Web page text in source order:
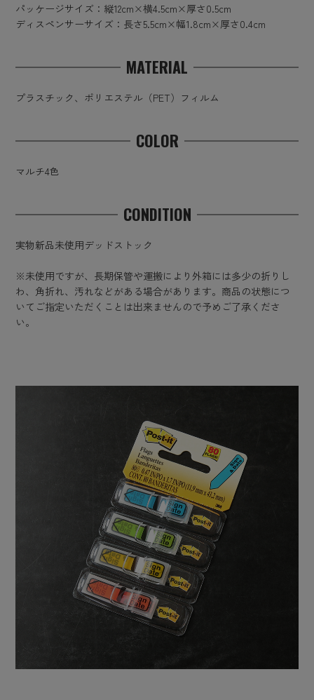
パッケージサイズ：縦12cm×横4.5cm×厚さ0.5cm
ディスペンサーサイズ：長さ5.5cm×幅1.8cm×厚さ0.4cm
MATERIAL
プラスチック、ポリエステル（PET）フィルム
COLOR
マルチ4色
CONDITION
実物新品未使用デッドストック
※未使用ですが、長期保管や運搬により外箱には多少の折りし
わ、角折れ、汚れなどがある場合があります。商品の状態につ
いてご指定いただくことは出来ませんので予めご了承くださ
い。